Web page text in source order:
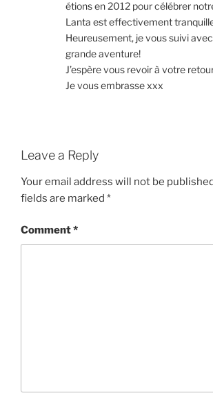
étions en 2012 pour célébrer
Lanta est effectivement
Heureusement, je vous suivi
grande aventure!
J’espère vous revoir à votre
Je vous embrasse xxx
Leave a Reply
Your email address will not be
fields are marked *
Comment*